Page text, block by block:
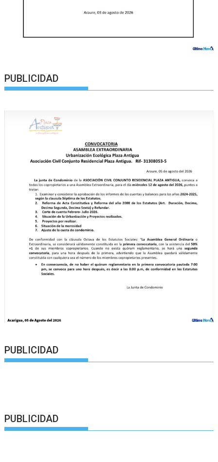
PUBLICIDAD
PUBLICIDAD
PUBLICIDAD